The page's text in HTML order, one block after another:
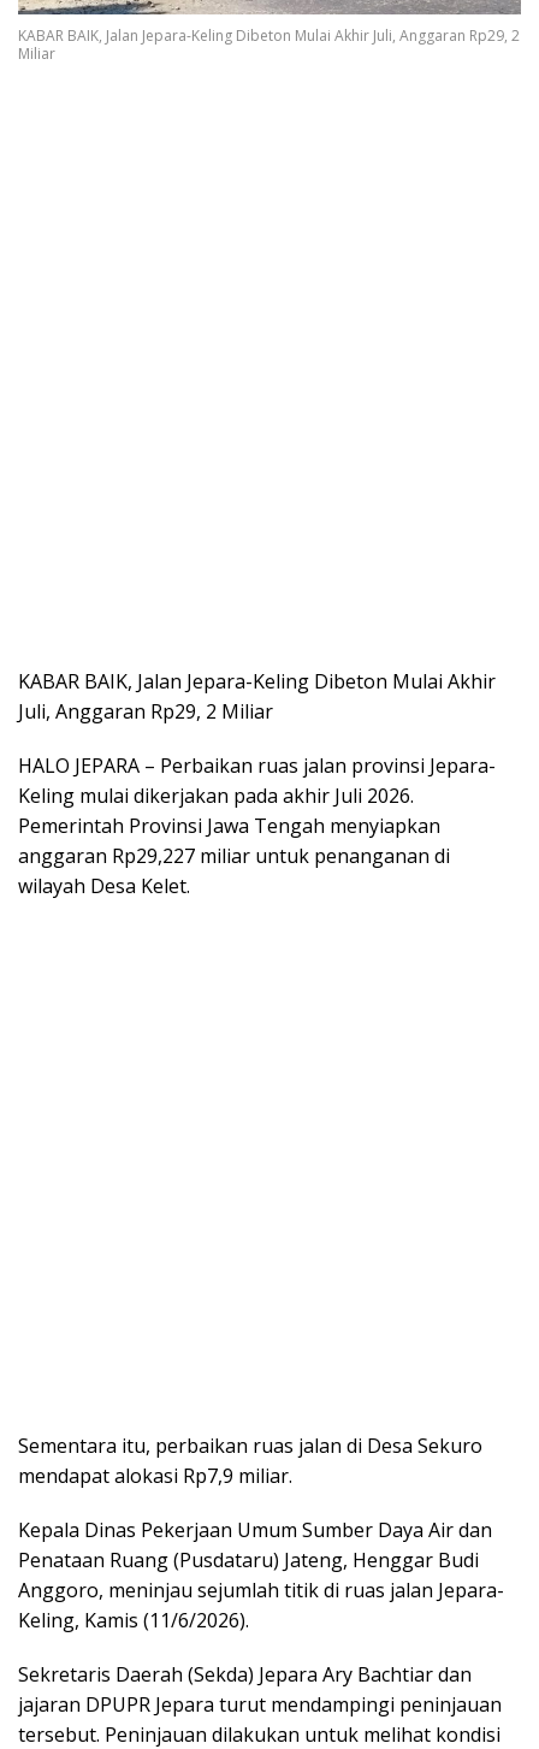
KABAR BAIK, Jalan Jepara-Keling Dibeton Mulai Akhir Juli, Anggaran Rp29, 2
Miliar
KABAR BAIK, Jalan Jepara-Keling Dibeton Mulai Akhir
Juli, Anggaran Rp29, 2 Miliar
HALO JEPARA – Perbaikan ruas jalan provinsi Jepara-
Keling mulai dikerjakan pada akhir Juli 2026.
Pemerintah Provinsi Jawa Tengah menyiapkan
anggaran Rp29,227 miliar untuk penanganan di
wilayah Desa Kelet.
Sementara itu, perbaikan ruas jalan di Desa Sekuro
mendapat alokasi Rp7,9 miliar.
Kepala Dinas Pekerjaan Umum Sumber Daya Air dan
Penataan Ruang (Pusdataru) Jateng, Henggar Budi
Anggoro, meninjau sejumlah titik di ruas jalan Jepara-
Keling, Kamis (11/6/2026).
Sekretaris Daerah (Sekda) Jepara Ary Bachtiar dan
jajaran DPUPR Jepara turut mendampingi peninjauan
tersebut. Peninjauan dilakukan untuk melihat kondisi